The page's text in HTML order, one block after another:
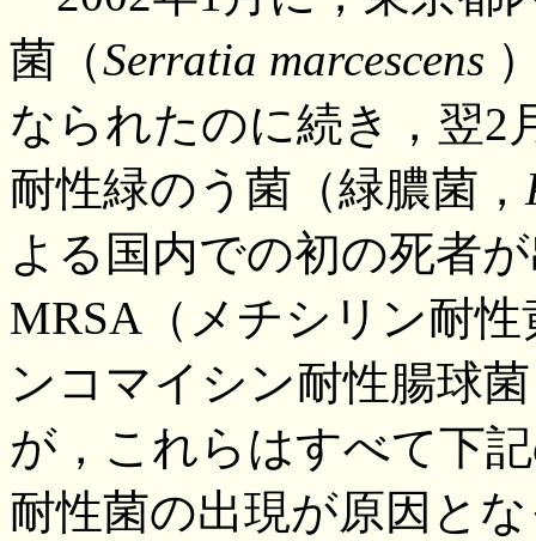
菌（Serratia marcescens
なられたのに続き，翌2
耐性緑のう菌（緑膿菌，
よる国内での初の死者
MRSA（メチシリン耐
ンコマイシン耐性腸球
が，これらはすべて下
耐性菌の出現が原因と